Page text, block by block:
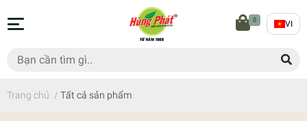
0 VI
Trang chủ / Tất cả sản phẩm